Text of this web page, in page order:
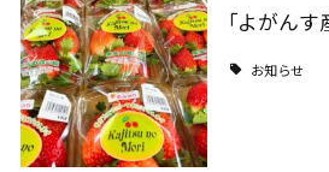
｢よがんす
お知らせ